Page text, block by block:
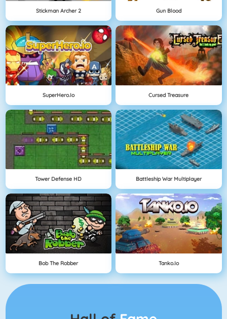
Stickman Archer 2 Gun Blood
SuperHero.io Cursed Treasure
Tower Defense HD Battleship War Multiplayer
Bob The Robber Tanko.io